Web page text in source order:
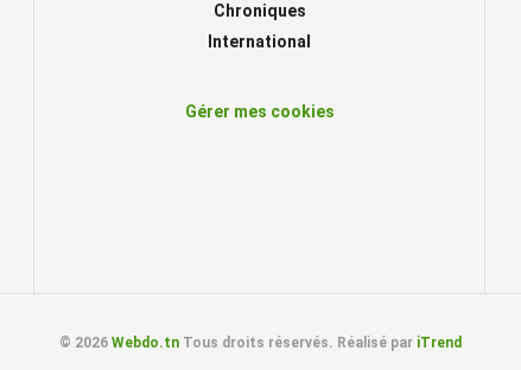
Chroniques
International
Gérer mes cookies
© 2026 Webdo.tnTous droits réservés. Réalisé par iTrend